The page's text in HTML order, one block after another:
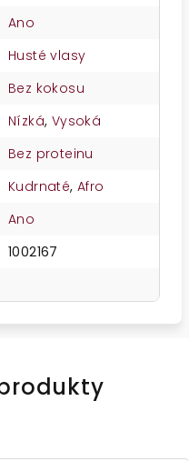
Ano
Husté vlasy
Bez kokosu
Nízká, Vysoká
Bez proteinu
Kudrnaté,Afro
Ano
1002167